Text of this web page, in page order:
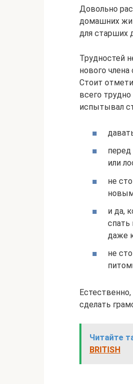
Довольно
домашних
для старших
Трудностей
нового
Стоит
всего
испытывал
или
не
и да,
спать
даже
не
сделать
Читайте
BRITISH